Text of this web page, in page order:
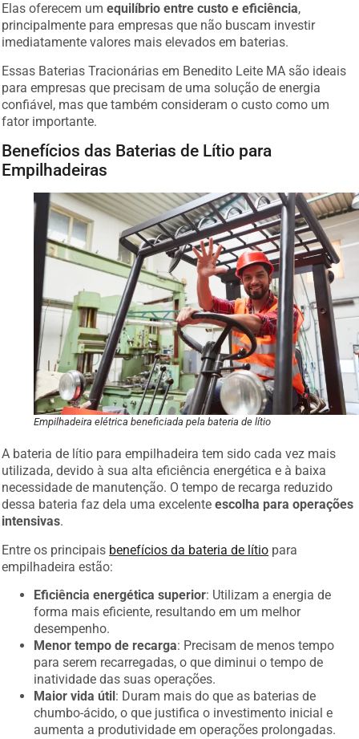
Elas oferecem umequilíbrio entre custo e eficiência,
principalmente para empresas que não buscam investir
imediatamente valores mais elevados em baterias.
Essas Baterias Tracionárias em Benedito Leite MA são ideais
para empresas que precisam de uma solução de energia
confiável, mas que também consideram o custo como um
fator importante.
Benefícios das Baterias de Lítio para
Empilhadeiras
Empilhadeira elétrica beneficiada pela bateria de lítio
A bateria de lítio para empilhadeira tem sido cada vez mais
utilizada, devido à sua alta eficiência energética e à baixa
necessidade de manutenção. O tempo de recarga reduzido
dessa bateria faz dela uma excelenteescolha para operações
intensivas.
Entre os principais benefícios da bateria de lítio para
empilhadeira estão:
Eficiência energética superior: Utilizam a energia de
forma mais eficiente, resultando em um melhor
desempenho.
Menor tempo de recarga: Precisam de menos tempo
para serem recarregadas, o que diminui o tempo de
inatividade das suas operações.
Maior vida útil : Duram mais do que as baterias de
chumbo-ácido, o que justifica o investimento inicial e
aumenta a produtividade em operações prolongadas.